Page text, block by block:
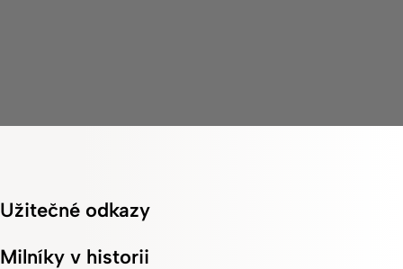
Užitečné odkazy
Milníky v historii